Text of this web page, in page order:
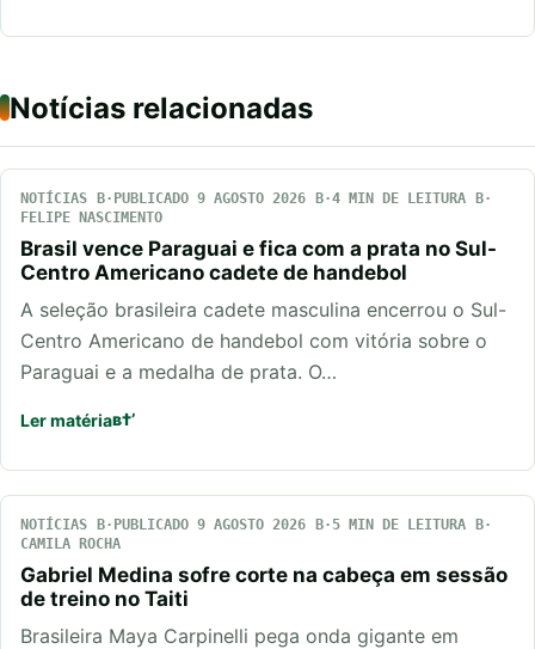
Notícias relacionadas
NOTÍCIAS PUBLICADO 9 AGOSTO 2026
4 MIN DE LEITURA
FELIPE NASCIMENTO
Brasil vence Paraguai e fica com a prata no Sul-
Centro Americano cadete de handebol
A seleção brasileira cadete masculina encerrou o Sul-
Centro Americano de handebol com vitória sobre o
Paraguai e a medalha de prata. O…
Ler matéria
NOTÍCIAS PUBLICADO 9 AGOSTO 2026
5 MIN DE LEITURA
CAMILA ROCHA
Gabriel Medina sofre corte na cabeça em sessão
de treino no Taiti
Brasileira Maya Carpinelli pega onda gigante em